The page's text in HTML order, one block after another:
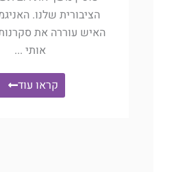
הציבורית שלנו.
האיש עוררה את
אותי ...
קראו עוד